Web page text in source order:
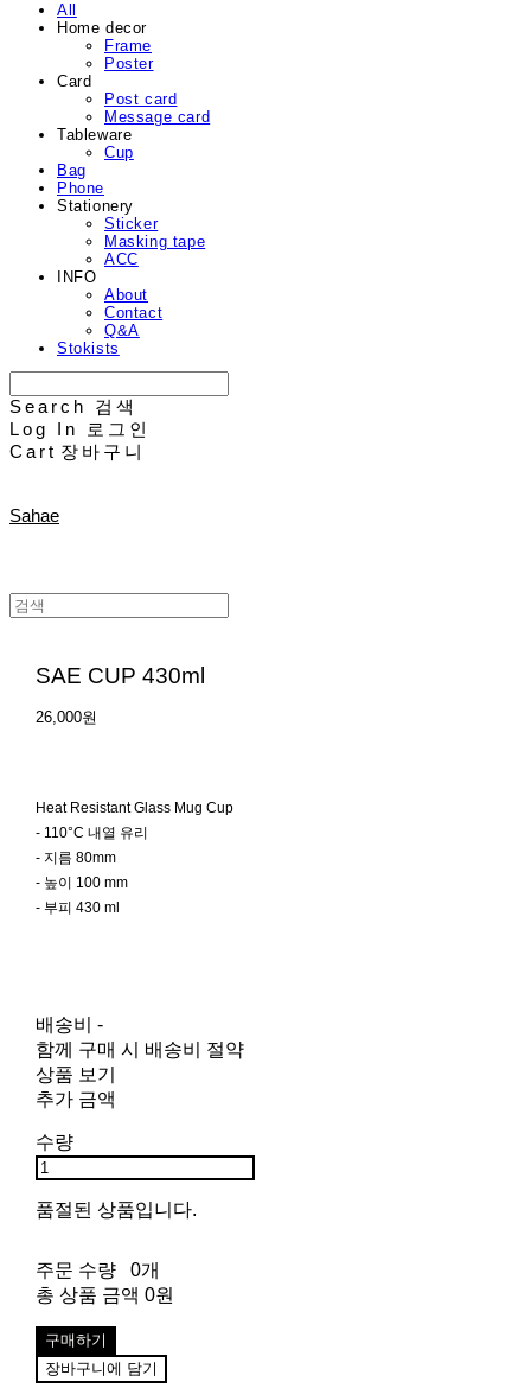
All
Home decor
Frame
Poster
Card
Post card
Message card
Tableware
Cup
Bag
Phone
Stationery
Sticker
Masking tape
ACC
INFO
About
Contact
Q&A
Stokists
Search
검색
Log In
로그인
Cart 장바구니
Sahae
SAE CUP 430ml
26,000원
Heat Resistant Glass Mug Cup
- 110°C 내열 유리
- 지름 80mm
- 높이 100 mm
- 부피 430 ml
배송비 -
함께 구매 시 배송비 절약
상품 보기
추가 금액
수량
품절된 상품입니다.
주문 수량
0개
총 상품 금액 0원
구매하기
장바구니에 담기